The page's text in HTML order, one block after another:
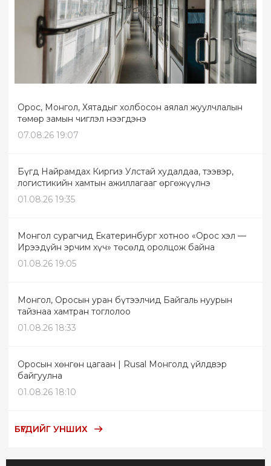
Орос, Монгол, Хятадыг холбосон аялал жуулчлалын
төмөр замын чиглэл нээгдэнэ
07.08.26 19:07
Бүгд Найрамдах Киргиз Улстай худалдаа, тээвэр,
логистикийн хамтын ажиллагааг өргөжүүлнэ
01.08.26 19:35
Монгол сурагчид Екатеринбург хотноо «Орос хэл —
Ирээдүйн эрчим хүч» төсөлд оролцож байна
01.08.26 19:05
Монгол, Оросын уран бүтээлчид Байгаль нуурын
тайзнаа хамтран тоглолоо
01.08.26 18:33
Оросын хөнгөн цагаан | Rusal Монголд үйлдвэр
байгуулна
01.08.26 18:10
БҮГДИЙГ УНШИХ